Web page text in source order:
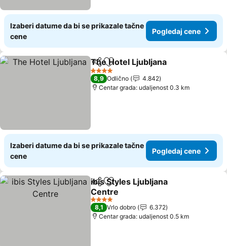
Izaberi datume da bi se prikazale tačne
cene
Pogledaj cene
Deli Dodati u favorite
The Hotel Ljubljana
4 Zvezdice
8,9 Odlično
4.842
Centar grada: udaljenost 0.3 km
Izaberi datume da bi se prikazale tačne
cene
Pogledaj cene
Deli Dodati u favorite
ibis Styles Ljubljana
Centre
Pogledaj cene
4 Zvezdice
8,1 Vrlo dobro
6.372
Centar grada: udaljenost 0.5 km